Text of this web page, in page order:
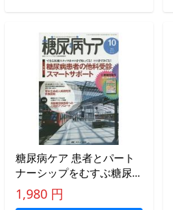
糖尿病ケア 患者とパート
ナーシップをむすぶ糖尿病
療養援助
Vol.12No.10(2015-10)
1,980 円